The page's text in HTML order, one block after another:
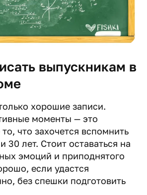
выпускникам в
хорошие записи.
моменты — это
что захочется вспомнить
30 лет. Стоит оставаться на
эмоций и приподнятого
если удастся
без спешки подготовить